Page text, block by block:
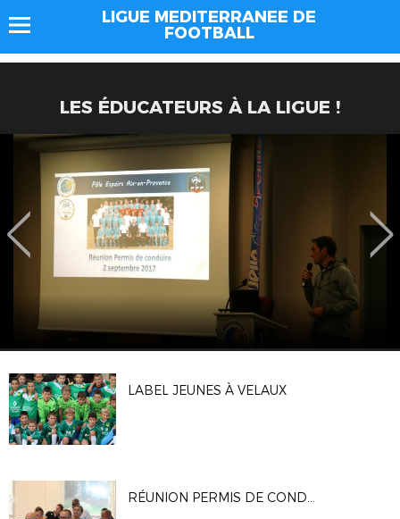
LIGUE MEDITERRANEE DE
FOOTBALL
LES ÉDUCATEURS À LA LIGUE !
LABEL JEUNES À VELAUX
RÉUNION PERMIS DE CONDUIRE UNE EQUIPE DE JEUNES